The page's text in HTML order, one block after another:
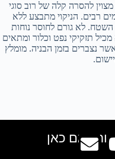
מצוין להסרה קלה של רוב סוגי
רבים. הניקוי מתבצע ללא
השטח. לא גורם לחוסר נוחות
תזקיקי נפט וכלור ומתאים
נצברים בזמן הבניה. מומלץ
גם כאן